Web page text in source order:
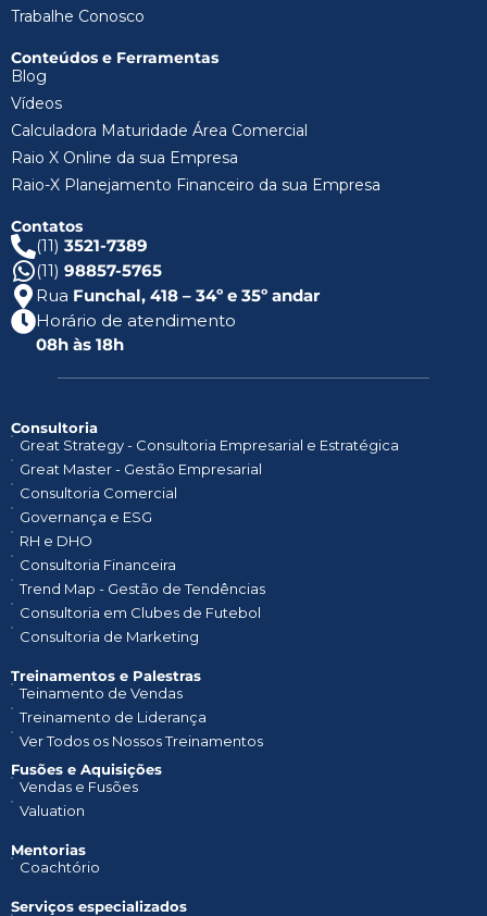
Trabalhe Conosco
Conteúdos e Ferramentas
Blog
Vídeos
Calculadora Maturidade Área Comercial
Raio X Online da sua Empresa
Raio-X Planejamento Financeiro da sua Empresa
Contatos
(11) 3521-7389
(11) 98857-5765
Rua Funchal, 418 – 34º e 35º andar
Horário de atendimento
08h às 18h
Consultoria
Great Strategy - Consultoria Empresarial e Estratégica
Great Master - Gestão Empresarial
Consultoria Comercial
Governança e ESG
RH e DHO
Consultoria Financeira
Trend Map - Gestão de Tendências
Consultoria em Clubes de Futebol
Consultoria de Marketing
Treinamentos e Palestras​
Teinamento de Vendas
Treinamento de Liderança
Ver Todos os Nossos Treinamentos
Fusões e Aquisições
Vendas e Fusões
Valuation
Mentorias
Coachtório
Serviços especializados